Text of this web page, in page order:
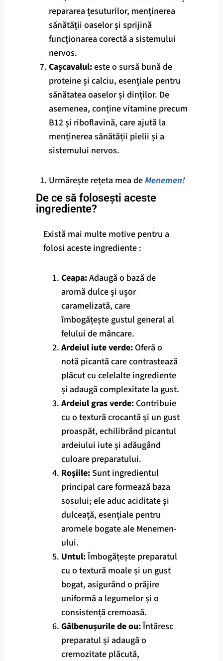
repararea țesuturilor, menținerea
sănătății oaselor și sprijină
funcționarea corectă a sistemului
nervos.
Cașcavalul:este o sursă bună de
proteine și calciu, esențiale pentru
sănătatea oaselor și dinților. De
asemenea, conține vitamine precum
B12 și riboflavină, care ajută la
menținerea sănătății pielii și a
sistemului nervos.
Urmărește rețeta mea deMenemen!
De ce să folosești aceste
ingrediente?
Există mai multe motive pentru a
folosi aceste ingrediente :
Ceapa:Adaugă o bază de
aromă dulce și ușor
caramelizată, care
îmbogățește gustul general al
felului de mâncare.
Ardeiul iute verde: Oferă o
notă picantă care contrastează
plăcut cu celelalte ingrediente
și adaugă complexitate la gust.
Ardeiul gras verde: Contribuie
cu o textură crocantă și un gust
proaspăt, echilibrând picantul
ardeiului iute și adăugând
culoare preparatului.
Roșiile: Sunt ingredientul
principal care formează baza
sosului; ele aduc aciditate și
dulceață, esențiale pentru
aromele bogate ale Menemen-
ului.
Untul:Îmbogățește preparatul
cu o textură moale și un gust
bogat, asigurând o prăjire
uniformă a legumelor și o
consistență cremoasă.
Gălbenușurile de ou:Întăresc
preparatul și adaugă o
cremozitate plăcută,